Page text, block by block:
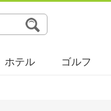
ホテル ゴルフ